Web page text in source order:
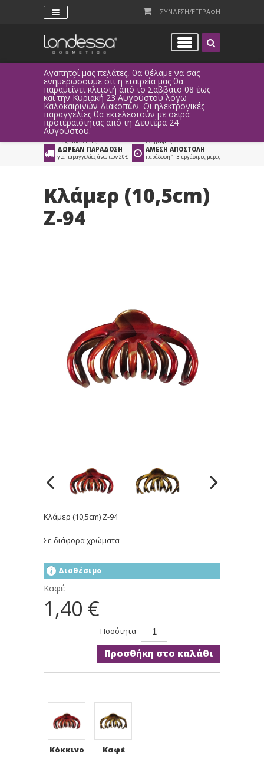
ΣΥΝΔΕΣΗ/ΕΓΓΡΑΦΗ
Αγαπητοί μας πελάτες, θα θέλαμε να σας
ενημερώσουμε ότι η εταιρεία μας θα
παραμείνει κλειστή από το Σάββατο 08 έως
και την Κυριακή 23 Αυγούστου λόγω
Καλοκαιρινών Διακοπών. Οι ηλεκτρονικές
παραγγελίες θα εκτελεστούν με σειρά
προτεραιότητας από τη Δευτέρα 24
Αυγούστου.
Προϊόντα > Μαλλιά
>
Αξεσουάρ Μαλλιών
> Κλάμερ Μαλλιών
ΑΜΕΣΗ ΣΥΝΔΕΣΗ
Facebook, Gmail
ή ως επισκέπτης
ΕΥΚΟΛΕΣ ΑΓΟΡΕΣ
πληρωμής
ΔΩΡΕΑΝ ΠΑΡΑΔΟΣΗ
για παραγγελίες άνω των 20€
ΑΜΕΣΗ ΑΠΟΣΤΟΛΗ
παράδοση 1-3 εργάσιμες μέρες
Κλάμερ (10,5cm)
Z-94
Κλάμερ (10,5cm) Z-94
Σε διάφορα χρώματα
Διαθέσιμο
Καφέ
1,40 €
Ποσότητα
Προσθήκη στο καλάθι
Κόκκινο Καφέ